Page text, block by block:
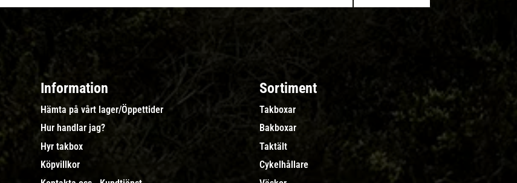
Information
Hämta på vårt lager/Öppettider
Hur handlar jag?
Hyr takbox
Köpvillkor
Sortiment
Takboxar
Bakboxar
Taktält
Cykelhållare